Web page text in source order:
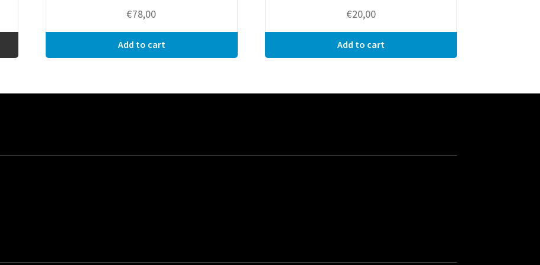
€78,00
Add to cart
€20,00
Add to cart